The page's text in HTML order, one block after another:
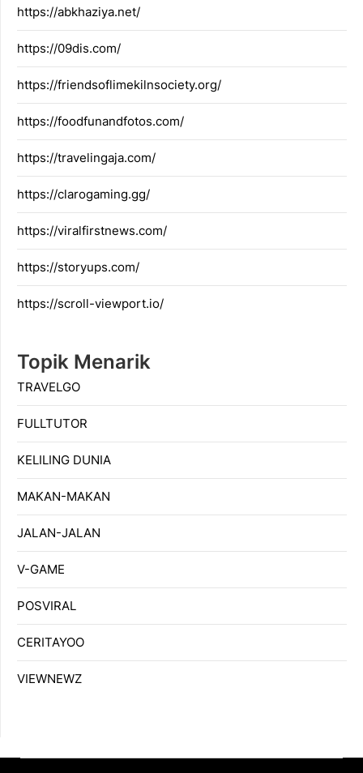
https://abkhaziya.net/
https://09dis.com/
https://friendsoflimekilnsociety.org/
https://foodfunandfotos.com/
https://travelingaja.com/
https://clarogaming.gg/
https://viralfirstnews.com/
https://storyups.com/
https://scroll-viewport.io/
Topik Menarik
TRAVELGO
FULLTUTOR
KELILING DUNIA
MAKAN-MAKAN
JALAN-JALAN
V-GAME
POSVIRAL
CERITAYOO
VIEWNEWZ